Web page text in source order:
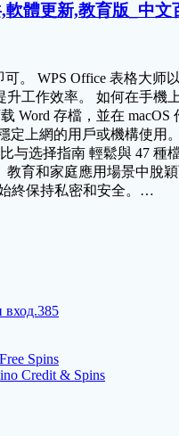
體更新,教育版_中文
。 WPS Office 表格大
工作效率。 如何在手
Word 存檔，並在
定上網的用戶或機構使
选择指南 輕鬆與 47
育和家庭應用場景中脫
終保持私密和安全。…
вход.385
Spins
Credit & Spins